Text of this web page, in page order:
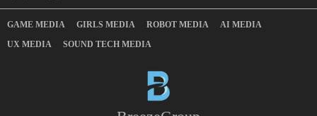
GAME MEDIA GIRLS MEDIA ROBOT MEDIA
AI MEDIA
UX MEDIA
SOUND TECH MEDIA